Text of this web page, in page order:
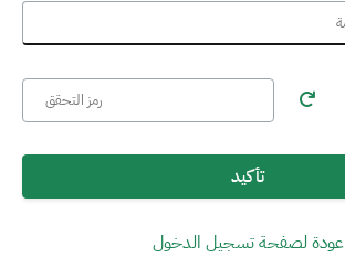
تأكيد
عودة لصفحة تسجيل الدخول